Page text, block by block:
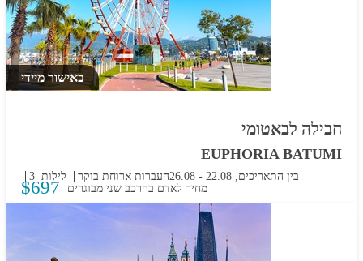
חבילה לבאטומי
בין התאריכים, -
26.08
EUPHORIA BATUMI
3 לילות ארוחת בוקר העברות
באישור מיידי
$697 מחיר לאדם בהרכב שני מבוגרים